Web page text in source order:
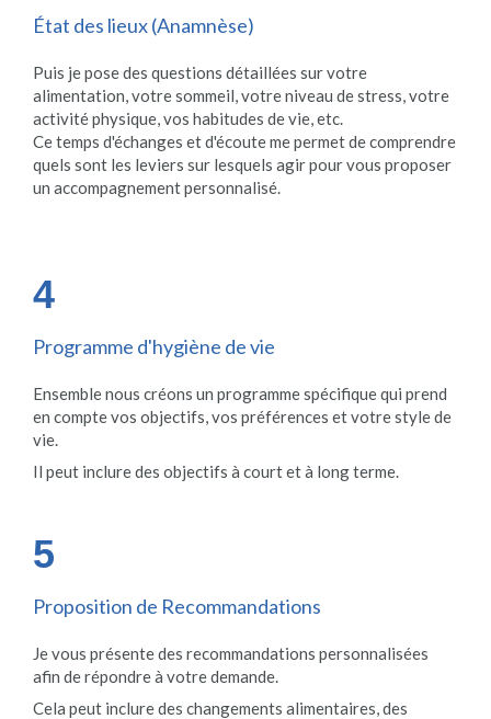
État des lieux (Anamnèse)
Puis je pose des questions détaillées sur votre
alimentation, votre sommeil, votre niveau de stress, votre
activité physique, vos habitudes de vie, etc.
Ce temps d'échanges et d'écoute me permet de comprendre
quels sont les leviers sur lesquels agir pour vous proposer
un accompagnement personnalisé.
4
Programme d'hygiène de vie
Ensemble nous créons un programme spécifique qui prend
en compte vos objectifs, vos préférences et votre style de
vie.
Il peut inclure des objectifs à court et à long terme.
5
Proposition de Recommandations
Je vous présente des recommandations personnalisées
afin de répondre à votre demande.
Cela peut inclure des changements alimentaires, des